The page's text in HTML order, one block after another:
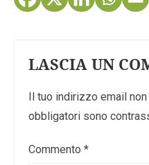
LASCIA UN
Il tuo indirizzo email
obbligatori sono
Commento *